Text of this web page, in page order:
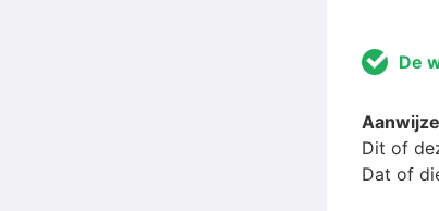
De
Dit of
Dat of